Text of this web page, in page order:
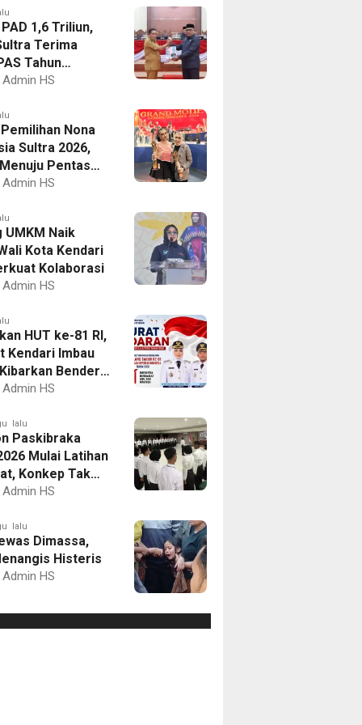
1,6 Triliun,
Terima
Tahun
2027
Admin HS
Nona
Sultra 2026,
Pentas
Admin HS
UMKM Naik
Kota Kendari
Kolaborasi
Admin HS
HUT ke-81 RI,
Kendari Imbau
Bendera
dan Gelar
Admin HS
lalu
Paskibraka
Mulai Latihan
Konkep Tak
Admin HS
lalu
Dimassa,
Histeris
Admin HS